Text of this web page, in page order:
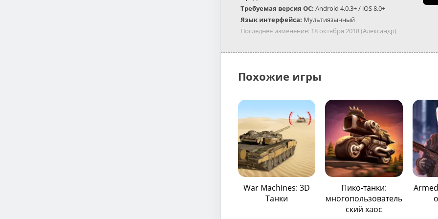
Требуемая версия ОС: Android 4.0.3+ / iOS 8.0+
Язык интерфейса: Мультиязычный
Последнее изменение: 18 октября 2018(Александр)
Похожие игры
War Machines: 3D
Танки
Пико-танки:
многопользователь
ский хаос